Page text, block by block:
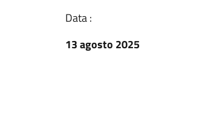
Data :
13 agosto 2025